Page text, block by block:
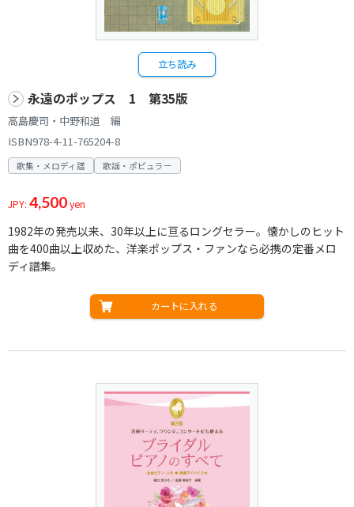
立ち読み
永遠のポップス 1 第35版
高島慶司・中野和道 編
ISBN978-4-11-765204-8
歌集・メロディ譜 歌謡・ポピュラー
JPY: 4,500yen
1982年の発売以来、30年以上に亘るロングセラー。懐かしのヒット
曲を400曲以上収めた、洋楽ポップス・ファンなら必携の定番メロ
ディ譜集。
カートに入れる